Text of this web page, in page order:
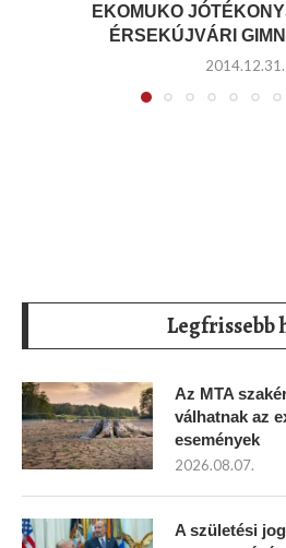
EKOMUKO
ÉRSEKÚJVÁRI
2014.12.31.
Legfrissebb
Az MTA
válhatnak az
események
2026.08.07.
A születési